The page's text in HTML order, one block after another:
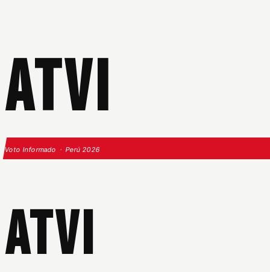
ATVI
Voto Informado · Perú 2026
ATVI